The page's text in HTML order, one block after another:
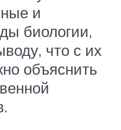
и
биологии,
что с их
объяснить